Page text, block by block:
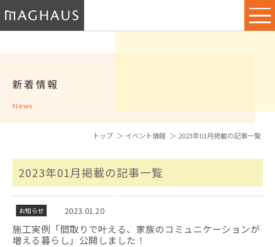
新着情報
News
トップ イベント情報 2023年01月掲載の記事一覧
2023年01月掲載の記事一覧
2023.01.20
お知らせ
施工実例「間取りで叶える、家族のコミュニケーションが
増える暮らし」公開しました！